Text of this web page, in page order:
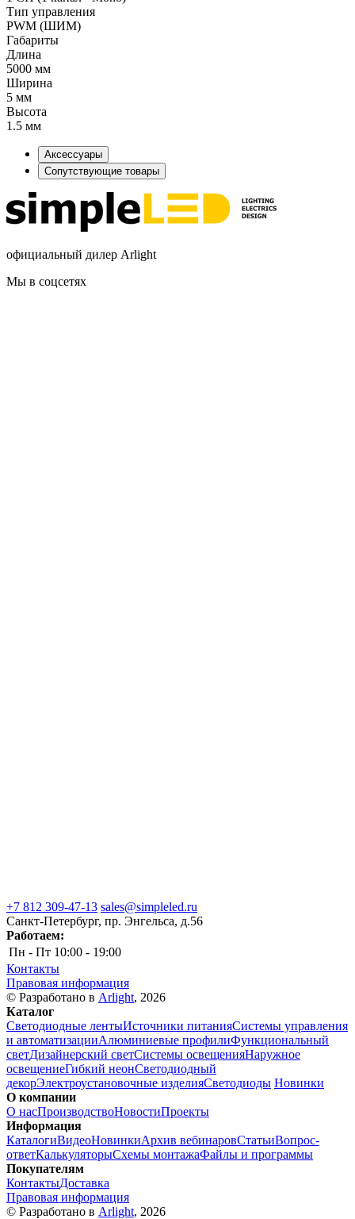
Тип управления
PWM (ШИМ)
Габариты
Длина
5000 мм
Ширина
5 мм
Высота
1.5 мм
Аксессуары
Сопутствующие товары
официальный дилер Arlight
Мы в соцсетях
+7 812 309-47-13 sales@simpleled.ru
Санкт-Петербург, пр. Энгельса, д.56
Работаем:
Пн - Пт 10:00 - 19:00
Контакты
Правовая информация
© Разработано в Arlight, 2026
Каталог
Светодиодные лентыИсточники питанияСистемы управления
и автоматизацииАлюминиевые профилиФункциональный
светДизайнерский светСистемы освещенияНаружное
освещениеГибкий неонСветодиодный
декорЭлектроустановочные изделияСветодиоды Новинки
О компании
О насПроизводствоНовостиПроекты
Информация
КаталогиВидеоНовинкиАрхив вебинаровСтатьиВопрос-
ответКалькуляторыСхемы монтажаФайлы и программы
Покупателям
КонтактыДоставка
Правовая информация
© Разработано в Arlight, 2026